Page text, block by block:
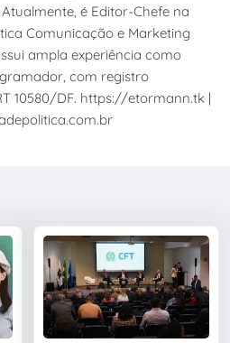
é Editor-Chefe na
Comunicação e Marketing
ampla experiência como
com registro
10580/DF. https://etormann.tk |